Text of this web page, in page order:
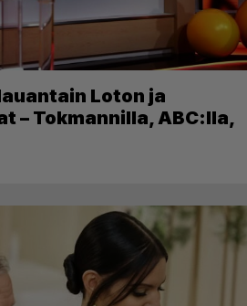
Loton ja
– Tokmannilla, ABC:lla,